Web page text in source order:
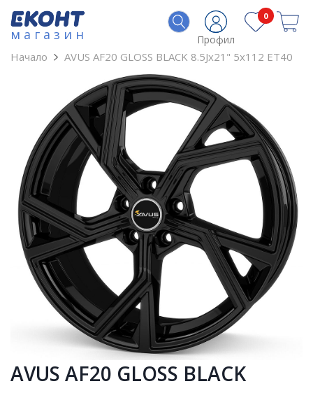
магазин Профил
0
Начало AVUS AF20 GLOSS BLACK 8.5Jx21" 5x112 ET40
AVUS AF20 GLOSS BLACK